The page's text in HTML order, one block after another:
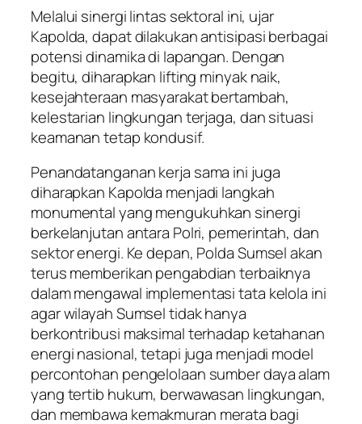
Melalui sinergi lintas sektoral ini, ujar
Kapolda, dapat dilakukan antisipasi berbagai
potensi dinamika di lapangan. Dengan
begitu, diharapkan lifting minyak naik,
kesejahteraan masyarakat bertambah,
kelestarian lingkungan terjaga, dan situasi
keamanan tetap kondusif.
Penandatanganan kerja sama ini juga
diharapkan Kapolda menjadi langkah
monumental yang mengukuhkan sinergi
berkelanjutan antara Polri, pemerintah, dan
sektor energi. Ke depan, Polda Sumsel akan
terus memberikan pengabdian terbaiknya
dalam mengawal implementasi tata kelola ini
agar wilayah Sumsel tidak hanya
berkontribusi maksimal terhadap ketahanan
energi nasional, tetapi juga menjadi model
percontohan pengelolaan sumber daya alam
yang tertib hukum, berwawasan lingkungan,
dan membawa kemakmuran merata bagi